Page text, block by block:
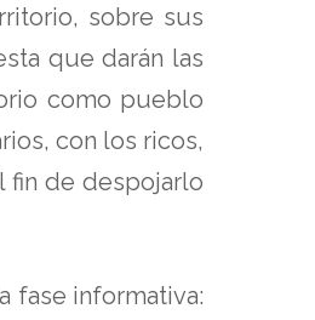
sobre sus
que darán las
como pueblo
con los ricos,
fin de despojarlo
fase informativa: